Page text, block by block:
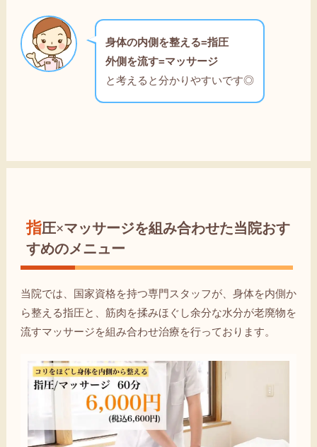
身体の内側を整える=指圧
外側を流す=マッサージ
と考えると分かりやすいです◎
指圧×マッサージを組み合わせた当院おす
すめのメニュー
当院では、国家資格を持つ専門スタッフが、身体を内側か
ら整える指圧と、筋肉を揉みほぐし余分な水分が老廃物を
流すマッサージを組み合わせ治療を行っております。